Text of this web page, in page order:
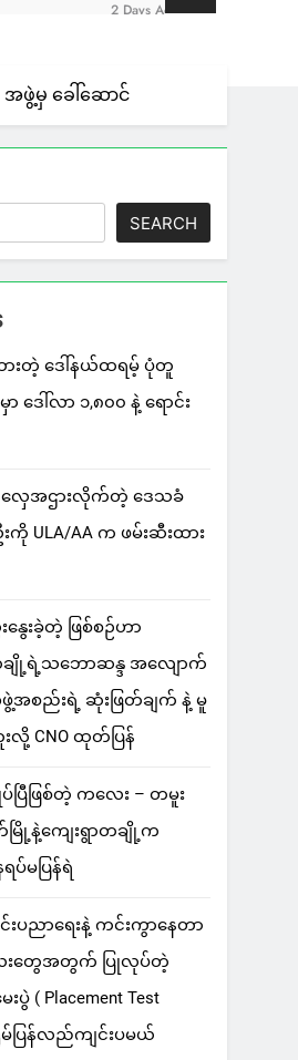
ဖွဲ့မှ ခေါ်ဆောင်
SEARCH
ထားတဲ့ ဒေါ်နယ်ထရမ့် ပုံတူ
ာ ဒေါ်လာ ၁,၈၀၀ နဲ့ ရောင်း
ေအဌားလိုက်တဲ့ ဒေသခံ
းကို ULA/AA က ဖမ်းဆီးထား
ေးခဲ့တဲ့ ဖြစ်စဉ်ဟာ
ချို့ရဲ့သဘောဆန္ဒ အလျောက်
ဖွဲ့အစည်းရဲ့ ဆုံးဖြတ်ချက် နဲ့ မူ
လို့ CNO ထုတ်ပြန်
ပြီဖြစ်တဲ့ ကလေး – တမူး
မြို့နဲ့ကျေးရွာတချို့က
ပ်မပြန်ရဲ
းပညာရေးနဲ့ ကင်းကွာနေတာ
ေးတွေအတွက် ပြုလုပ်တဲ့
ပွဲ ( Placement Test
ပြန်လည်ကျင်းပမယ်